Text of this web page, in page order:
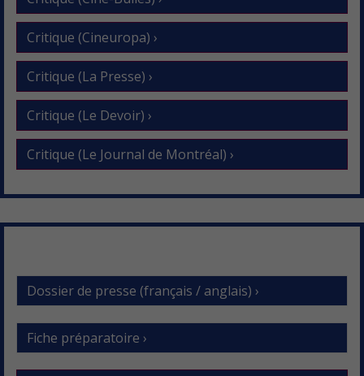
Critique (Cineuropa) ›
Critique (La Presse) ›
Critique (Le Devoir) ›
Critique (Le Journal de Montréal) ›
Dossier de presse (français / anglais) ›
Fiche préparatoire ›